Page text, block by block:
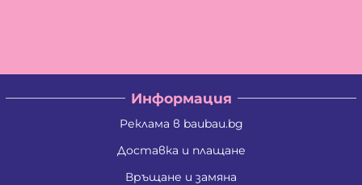
Информация
Реклама в baubau.bg
Доставка и плащане
Връщане и замяна